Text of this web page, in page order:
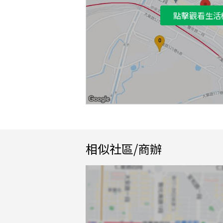
點擊觀看生
相似社區/商辦